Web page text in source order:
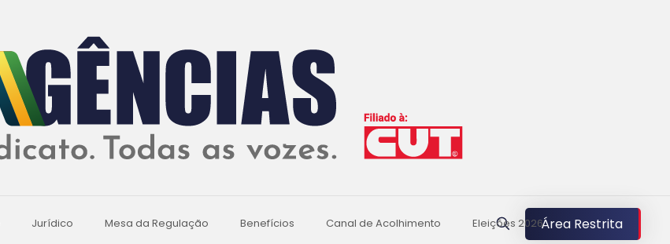
Jurídico Mesa da Regulação Benefícios Canal de Acolhimento Eleições 2026Área Restrita